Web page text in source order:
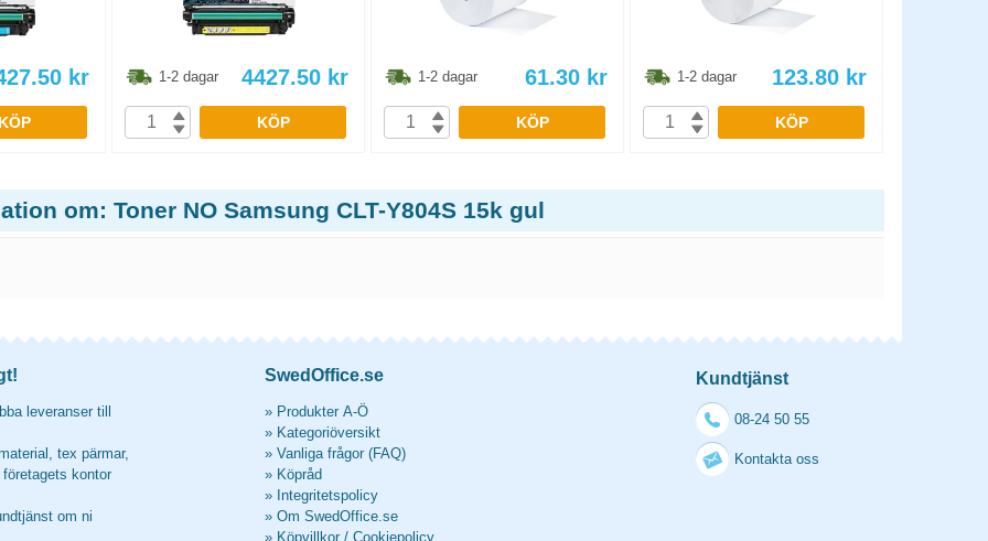
kr
KÖP
1-2 dagar 4427.50 kr
KÖP
1-2 dagar 61.30 kr
KÖP
1-2 dagar 123.80 kr
KÖP
om: Toner NO Samsung CLT-Y804S 15k gul
leveranser till
tex pärmar,
kontor
om ni
SwedOffice.se
» Produkter A-Ö
» Kategoriöversikt
» Vanliga frågor (FAQ)
» Köpråd
» Integritetspolicy
» Om SwedOffice.se
» Köpvillkor / Cookiepolicy
Kundtjänst
08-24 50 55
Kontakta oss